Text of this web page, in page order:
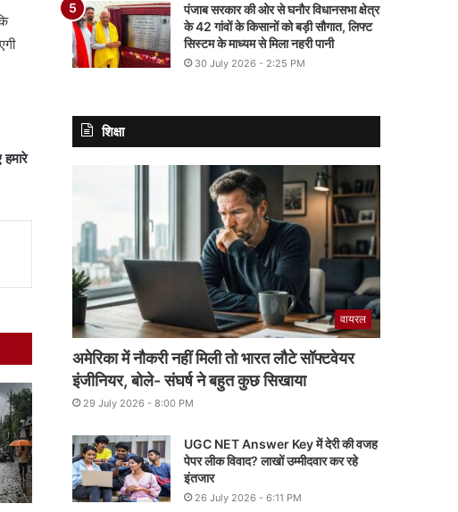
पंजाब सरकार की ओर से घनौर विधानसभा क्षेत्र
के 42 गांवों के किसानों को बड़ी सौगात, लिफ्ट
सिस्टम के माध्यम से मिला नहरी पानी
30 July 2026 - 2:25 PM
शिक्षा
वायरल
अमेरिका में नौकरी नहीं मिली तो भारत लौटे सॉफ्टवेयर
इंजीनियर, बोले- संघर्ष ने बहुत कुछ सिखाया
29 July 2026 - 8:00 PM
UGC NET Answer Key में देरी की वजह
पेपर लीक विवाद? लाखों उम्मीदवार कर रहे
इंतजार
26 July 2026 - 6:11 PM